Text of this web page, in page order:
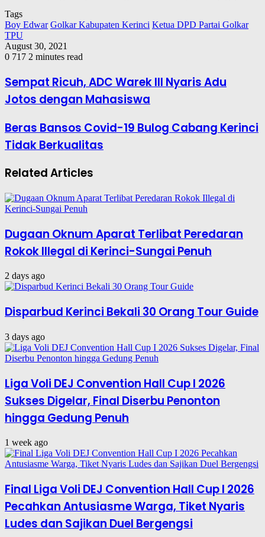
Tags
Boy Edwar Golkar Kabupaten Kerinci Ketua DPD Partai Golkar
TPU
August 30, 2021
0 717 2 minutes read
Sempat Ricuh, ADC Warek III Nyaris Adu
Jotos dengan Mahasiswa
Beras Bansos Covid-19 Bulog Cabang Kerinci
Tidak Berkualitas
Related Articles
Dugaan Oknum Aparat Terlibat Peredaran
Rokok Illegal di Kerinci-Sungai Penuh
2 days ago
Disparbud Kerinci Bekali 30 Orang Tour Guide
3 days ago
Liga Voli DEJ Convention Hall Cup I 2026
Sukses Digelar, Final Diserbu Penonton
hingga Gedung Penuh
1 week ago
Final Liga Voli DEJ Convention Hall Cup I 2026
Pecahkan Antusiasme Warga, Tiket Nyaris
Ludes dan Sajikan Duel Bergengsi